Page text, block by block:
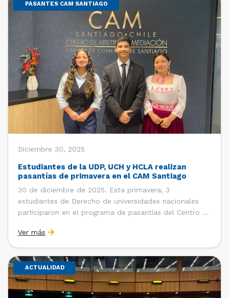
PASANTES CAM SANTIAGO
Diciembre 30, 2025
Estudiantes de la UDP, UCH y HCLA realizan
pasantías de primavera en el CAM Santiago
30 de diciembre de 2025. Esta primavera, 3
estudiantes de Derecho de universidades nacionales
participaron en el programa de pasantías del Centro de
de Santiago (CCS). Entre el 3 de noviembre y el 30 de
diciembre realizaron su pasantía Ingrid Ivania […]
Ver más
ACTUALIDAD